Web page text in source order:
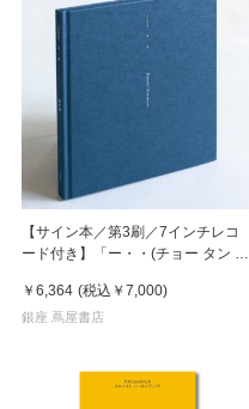
【サイン本／第3刷／7インチレコ
ード付き】「ー・・(チョー タン タ
￥6,364 (税込 ￥7,000)
銀座 蔦屋書店